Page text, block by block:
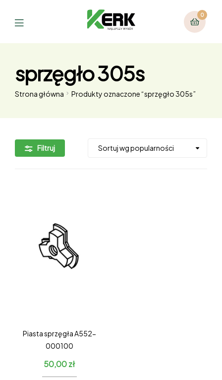
0
sprzęgło 305s
Strona główna Produkty oznaczone “sprzęgło 305s”
Filtruj
Piasta sprzęgła A552-
000100
50,00zł